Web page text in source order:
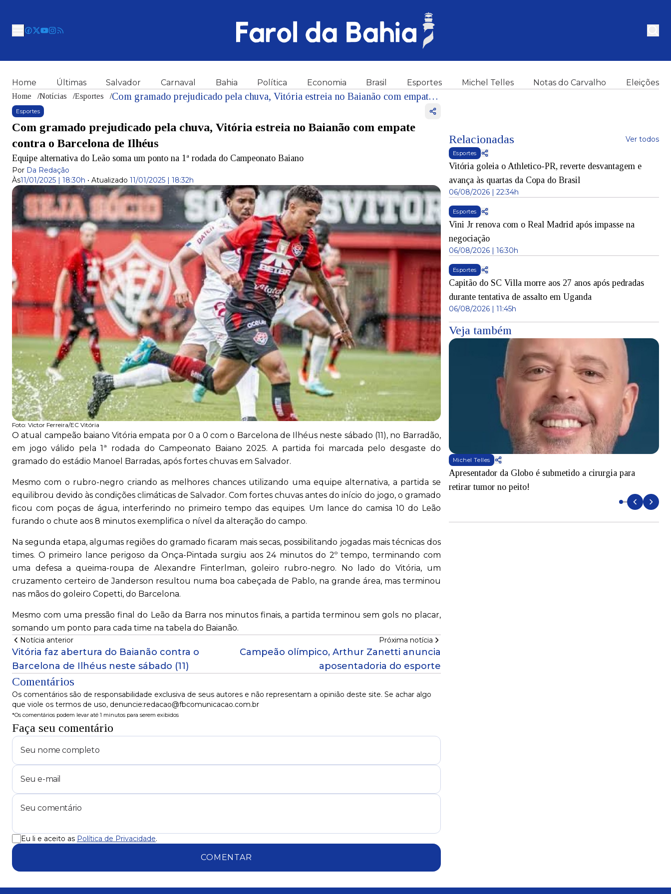
Home Últimas Salvador Carnaval Bahia Política Economia Brasil Esportes Michel Telles Notas do Carvalho Eleições
Home /Notícias /Esportes / Com gramado prejudicado pela chuva, Vitória estreia no Baianão com empate contra o Barcelona de Ilhéus
Esportes
Com gramado prejudicado pela chuva, Vitória estreia no Baianão com empate
contra o Barcelona de Ilhéus
Equipe alternativa do Leão soma um ponto na 1ª rodada do Campeonato Baiano
Por Da Redação
Às11/01/2025 | 18:30h • Atualizado 11/01/2025 | 18:32h
Foto: Victor Ferreira/EC Vitória
O atual campeão baiano Vitória empata por 0 a 0 com o Barcelona de Ilhéus neste sábado (11), no Barradão,
em jogo válido pela 1ª rodada do Campeonato Baiano 2025. A partida foi marcada pelo desgaste do
gramado do estádio Manoel Barradas, após fortes chuvas em Salvador.
Mesmo com o rubro-negro criando as melhores chances utilizando uma equipe alternativa, a partida se
equilibrou devido às condições climáticas de Salvador. Com fortes chuvas antes do início do jogo, o gramado
ficou com poças de água, interferindo no primeiro tempo das equipes. Um lance do camisa 10 do Leão
furando o chute aos 8 minutos exemplifica o nível da alteração do campo.
Na segunda etapa, algumas regiões do gramado ficaram mais secas, possibilitando jogadas mais técnicas dos
times. O primeiro lance perigoso da Onça-Pintada surgiu aos 24 minutos do 2º tempo, terminando com
uma defesa a queima-roupa de Alexandre Finterlman, goleiro rubro-negro. No lado do Vitória, um
cruzamento certeiro de Janderson resultou numa boa cabeçada de Pablo, na grande área, mas terminou
nas mãos do goleiro Copetti, do Barcelona.
Mesmo com uma pressão final do Leão da Barra nos minutos finais, a partida terminou sem gols no placar,
somando um ponto para cada time na tabela do Baianão.
Notícia anterior
Vitória faz abertura do Baianão contra o
Barcelona de Ilhéus neste sábado (11)
Próxima notícia
Campeão olímpico, Arthur Zanetti anuncia
aposentadoria do esporte
Comentários
Os comentários são de responsabilidade exclusiva de seus autores e não representam a opinião deste site. Se achar algo
que viole os termos de uso, denuncie:redacao@fbcomunicacao.com.br
*Os comentários podem levar até 1 minutos para serem exibidos
Faça seu comentário
Eu li e aceito as Política de Privacidade.
COMENTAR
Relacionadas Ver todos
Esportes
Vitória goleia o Athletico-PR, reverte desvantagem e
avança às quartas da Copa do Brasil
06/08/2026 | 22:34h
Esportes
Vini Jr renova com o Real Madrid após impasse na
negociação
06/08/2026 | 16:30h
Esportes
Capitão do SC Villa morre aos 27 anos após pedradas
durante tentativa de assalto em Uganda
06/08/2026 | 11:45h
Veja também
Michel Telles
Apresentador da Globo é submetido a cirurgia para
retirar tumor no peito!